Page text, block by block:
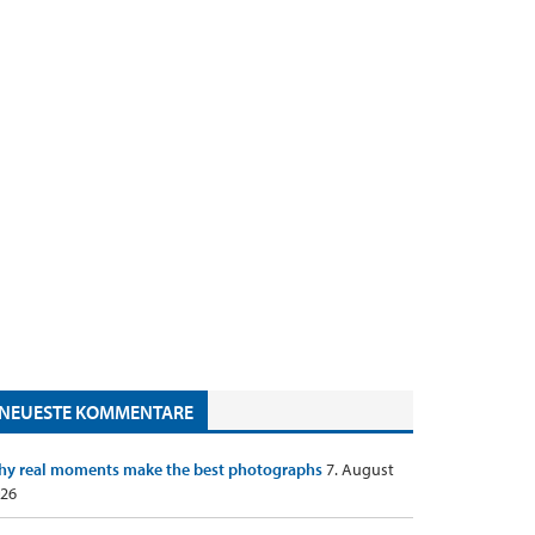
NEUESTE KOMMENTARE
real moments make the best photographs7. August